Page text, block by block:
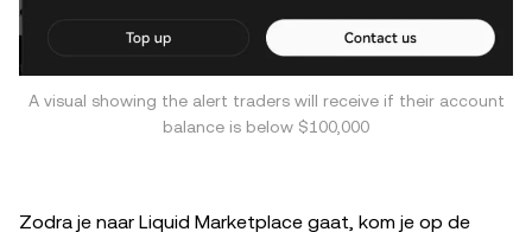
A visual showing the alert traders will receive if their account
balance is below $100,000
Zodra je naar Liquid Marketplace gaat, kom je op de